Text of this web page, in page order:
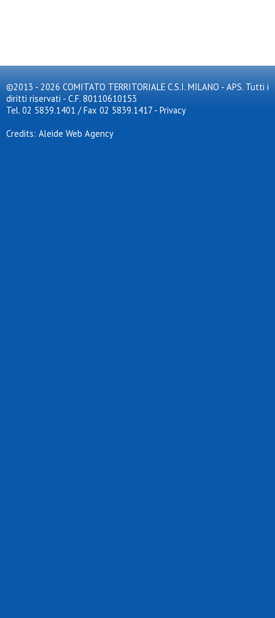
©2013 - 2026 COMITATO TERRITORIALE C.S.I. MILANO - APS. Tutti i
diritti riservati - C.F. 80110610153
Tel. 02 5839.1401 / Fax 02 5839.1417 - Privacy
Credits: Aleide Web Agency